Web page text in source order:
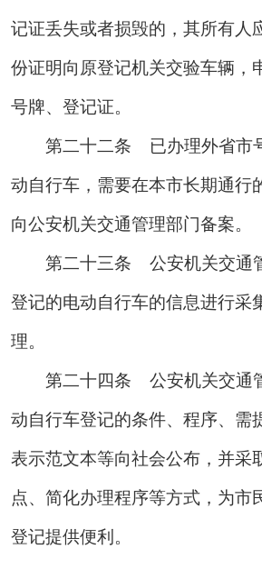
记证丢失或者损毁的，其所有人
份证明向原登记机关交验车辆，
号牌、登记证。
第二十二条 已办理外省市
动自行车，需要在本市长期通行
向公安机关交通管理部门备案。
第二十三条 公安机关交通
登记的电动自行车的信息进行采
理。
第二十四条 公安机关交通
动自行车登记的条件、程序、需
表示范文本等向社会公布，并采
点、简化办理程序等方式，为市
登记提供便利。